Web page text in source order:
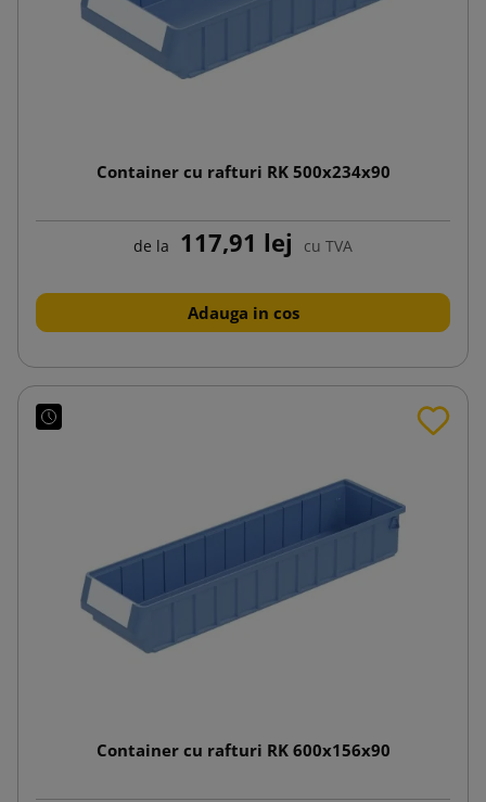
Container cu rafturi RK 500x234x90
de la 117,91 lej cu TVA
Adauga in cos
Container cu rafturi RK 600x156x90